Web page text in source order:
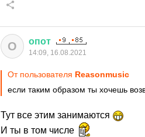
О опот
14:09, 16.08.2021
От пользователя Reasonmusic
если таким образом ты хочешь
Тут все этим занимаются
И ты в том числе